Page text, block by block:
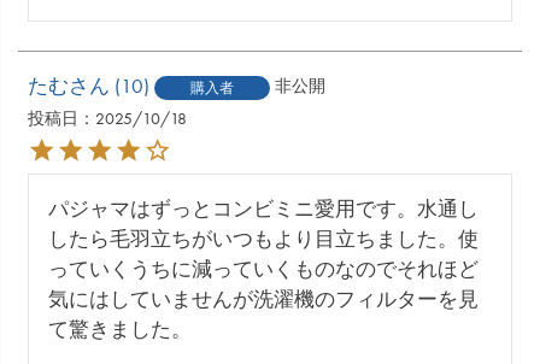
たむ 10 購入者
非公開
投稿日
2025/10/18
パジャマはずっとコンビミニ愛用です。水通し
したら毛羽立ちがいつもより目立ちました。使
っていくうちに減っていくものなのでそれほど
気にはしていませんが洗濯機のフィルターを見
て驚きました。